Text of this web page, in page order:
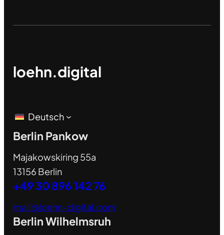
loehn.digital
Deutsch
Berlin Pankow
Majakowskiring 55a
13156 Berlin
+49 30 896 142 76
mail@loehn-digital.com
Berlin Wilhelmsruh